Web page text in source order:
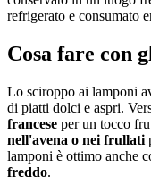
refrigerato e consumato
Cosa fare con
Lo sciroppo ai lamponi
di piatti dolci e aspri.
francese per un tocco
nell'avena o nei frullati
lamponi è ottimo anche
freddo.